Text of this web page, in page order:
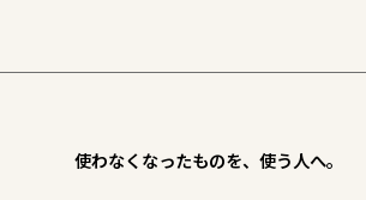
使わなくなったものを、使う人へ。